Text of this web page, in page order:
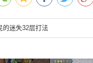
的迷失32层打法